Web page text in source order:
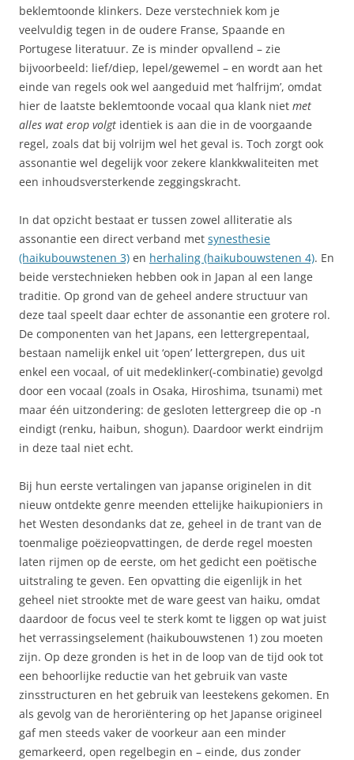
beklemtoonde klinkers. Deze verstechniek kom je
veelvuldig tegen in de oudere Franse, Spaande en
Portugese literatuur. Ze is minder opvallend – zie
bijvoorbeeld: lief/diep, lepel/gewemel – en wordt aan het
einde van regels ook wel aangeduid met ‘halfrijm’, omdat
hier de laatste beklemtoonde vocaal qua klank niet met
alles wat erop volgt identiek is aan die in de voorgaande
regel, zoals dat bij volrijm wel het geval is. Toch zorgt ook
assonantie wel degelijk voor zekere klankkwaliteiten met
een inhoudsversterkende zeggingskracht.
In dat opzicht bestaat er tussen zowel alliteratie als
assonantie een direct verband met synesthesie
(haikubouwstenen 3) en herhaling (haikubouwstenen 4). En
beide verstechnieken hebben ook in Japan al een lange
traditie. Op grond van de geheel andere structuur van
deze taal speelt daar echter de assonantie een grotere rol.
De componenten van het Japans, een lettergrepentaal,
bestaan namelijk enkel uit ‘open’ lettergrepen, dus uit
enkel een vocaal, of uit medeklinker(-combinatie) gevolgd
door een vocaal (zoals in Osaka, Hiroshima, tsunami) met
maar één uitzondering: de gesloten lettergreep die op -n
eindigt (renku, haibun, shogun). Daardoor werkt eindrijm
in deze taal niet echt.
Bij hun eerste vertalingen van japanse originelen in dit
nieuw ontdekte genre meenden ettelijke haikupioniers in
het Westen desondanks dat ze, geheel in de trant van de
toenmalige poëzieopvattingen, de derde regel moesten
laten rijmen op de eerste, om het gedicht een poëtische
uitstraling te geven. Een opvatting die eigenlijk in het
geheel niet strookte met de ware geest van haiku, omdat
daardoor de focus veel te sterk komt te liggen op wat juist
het verrassingselement (haikubouwstenen 1) zou moeten
zijn. Op deze gronden is het in de loop van de tijd ook tot
een behoorlijke reductie van het gebruik van vaste
zinsstructuren en het gebruik van leestekens gekomen. En
als gevolg van de heroriëntering op het Japanse origineel
gaf men steeds vaker de voorkeur aan een minder
gemarkeerd, open regelbegin en – einde, dus zonder